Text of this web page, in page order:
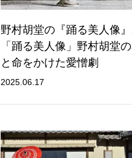
野村胡堂の『踊る美人像』
「踊る美人像」野村胡堂
と命をかけた愛憎劇
2025.06.17